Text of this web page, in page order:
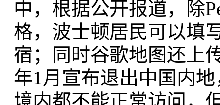
中，根据公开报道，除
格，波士顿居民可以填
宿；同时谷歌地图还上
年1月宣布退出中国内